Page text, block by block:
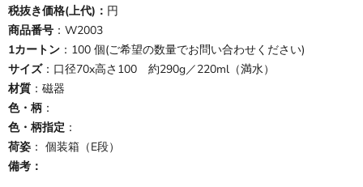
税抜き価格(上代)： 円
商品番号 ：W2003
1カートン ：100 個(ご希望の数量でお問い合わせください)
サイズ：口径70x高さ100 約290g／220ml（満水）
材質 ：磁器
色・柄 ：
色・柄指定 ：
荷姿 ： 個装箱（E段）
備考：